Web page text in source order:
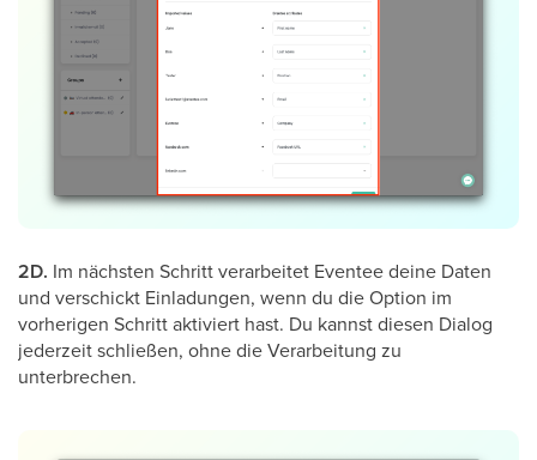
2D. Im nächsten Schritt verarbeitet Eventee deine Daten
und verschickt Einladungen, wenn du die Option im
vorherigen Schritt aktiviert hast. Du kannst diesen Dialog
jederzeit schließen, ohne die Verarbeitung zu
unterbrechen.